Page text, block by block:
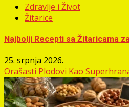
Zdravlje i Život
Žitarice
Najbolji Recepti sa Žitaricama
25. srpnja 2026.
Orašasti Plodovi Kao